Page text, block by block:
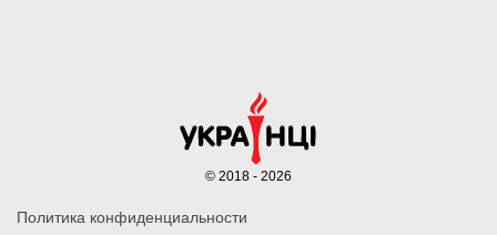
Политика конфиденциальности
© 2018 - 2026